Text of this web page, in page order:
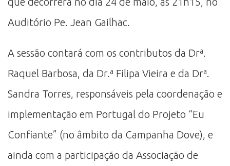
Auditório Pe. Jean Gailhac.
A sessão contará com os contributos da Drª.
Raquel Barbosa, da Dr.ª Filipa Vieira e da Drª.
Sandra Torres, responsáveis pela coordenação e
implementação em Portugal do Projeto “Eu
Confiante” (no âmbito da Campanha Dove), e
ainda com a participação da Associação de